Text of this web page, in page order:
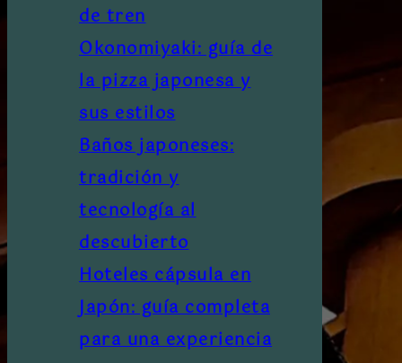
de tren
Okonomiyaki: guía de
la pizza japonesa y
sus estilos
Baños japoneses:
tradición y
tecnología al
descubierto
Hoteles cápsula en
Japón: guía completa
para una experiencia